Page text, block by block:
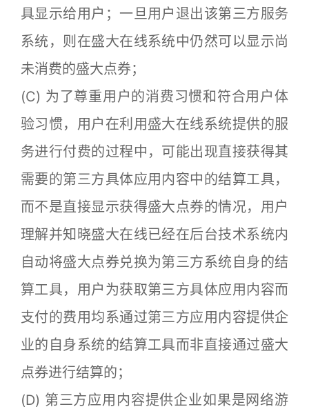
具显示给用户；一旦用户退出该第三方服务
系统，则在盛大在线系统中仍然可以显示尚
未消费的盛大点券；
(C) 为了尊重用户的消费习惯和符合用户体
验习惯，用户在利用盛大在线系统提供的服
务进行付费的过程中，可能出现直接获得其
需要的第三方具体应用内容中的结算工具，
而不是直接显示获得盛大点券的情况，用户
理解并知晓盛大在线已经在后台技术系统内
自动将盛大点券兑换为第三方系统自身的结
算工具，用户为获取第三方具体应用内容而
支付的费用均系通过第三方应用内容提供企
业的自身系统的结算工具而非直接通过盛大
点券进行结算的；
(D) 第三方应用内容提供企业如果是网络游